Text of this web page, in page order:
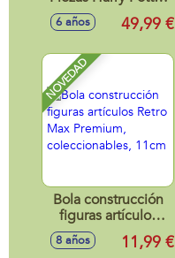
Hogwarts Express
6 años 49,99 €
NOVEDAD
Bola construcción
figuras artículos
Retro Max
Premium,
8 años 11,99 €